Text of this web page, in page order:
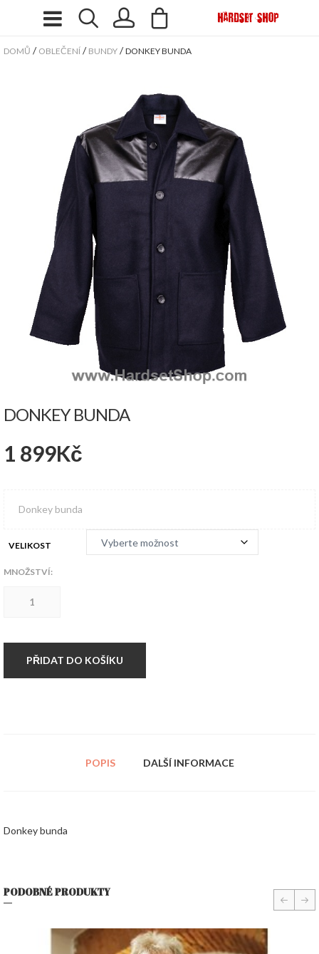
DOMŮ / OBLEČENÍ / BUNDY /DONKEY BUNDA
DONKEY BUNDA
1 899Kč
Donkey bunda
VELIKOST
MNOŽSTVÍ:
PŘIDAT DO KOŠÍKU
POPIS DALŠÍ INFORMACE
Donkey bunda
PODOBNÉ PRODUKTY prev